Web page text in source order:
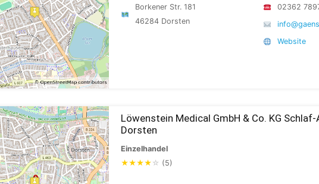
Borkener Str. 181
46284 Dorsten
02362
Website
Löwenstein Medical GmbH & Co. KG
Dorsten
Einzelhandel
★★★★ ☆ (5)